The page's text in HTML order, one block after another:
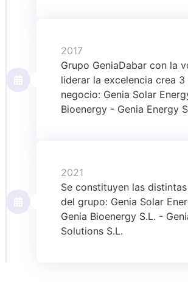
2017
Grupo GeniaDabar con la
liderar la excelencia crea 3
negocio: Genia Solar
Bioenergy - Genia Energy
2021
Se constituyen las
del grupo: Genia Solar
Genia Bioenergy S.L. -
Solutions S.L.